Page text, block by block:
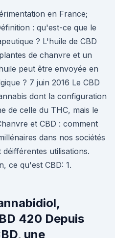
en France;
: qu'est-ce que le
? L'huile de CBD
de chanvre et un
peut être envoyée en
? 7 juin 2016 Le CBD
dont la configuration
de celle du THC, mais le
et CBD : comment
dans nos sociétés
utilisations.
ce qu'est CBD: 1.
420 Depuis
une